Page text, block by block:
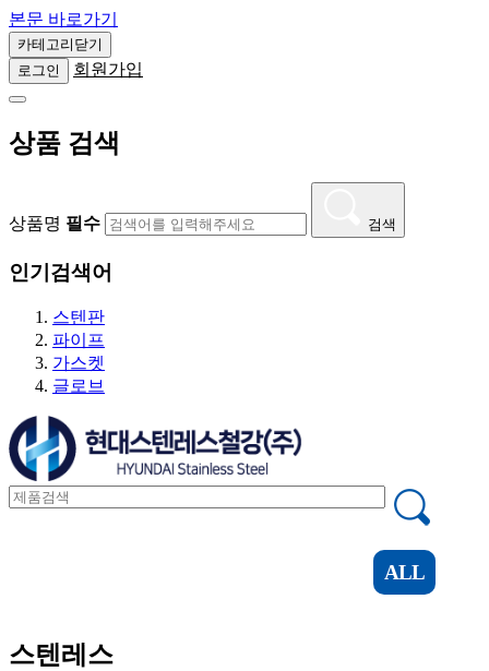
본문 바로가기
카테고리닫기
로그인
회원가입
상품 검색
상품명 필수 검색
인기검색어
스텐판
파이프
가스켓
글로브
ALL
스텐레스